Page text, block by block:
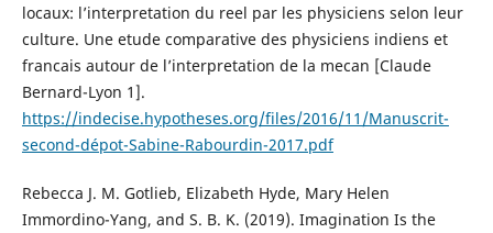
locaux: l’interpretation du reel par les physiciens selon leur
culture. Une etude comparative des physiciens indiens et
francais autour de l’interpretation de la mecan [Claude
Bernard-Lyon 1].
https://indecise.hypotheses.org/files/2016/11/Manuscrit-
second-dépot-Sabine-Rabourdin-2017.pdf
Rebecca J. M. Gotlieb, Elizabeth Hyde, Mary Helen
Immordino-Yang, and S. B. K. (2019). Imagination Is the